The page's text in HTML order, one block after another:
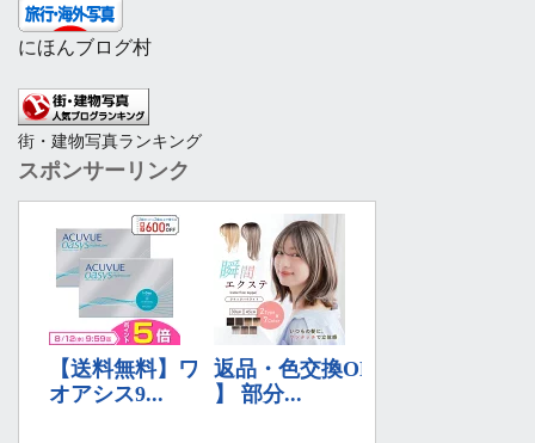
にほんブログ村
街・建物写真ランキング
スポンサーリンク